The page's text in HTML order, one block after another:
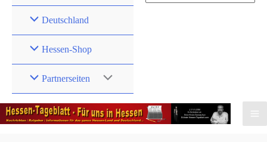
Deutschland
Hessen-Shop
Partnerseiten